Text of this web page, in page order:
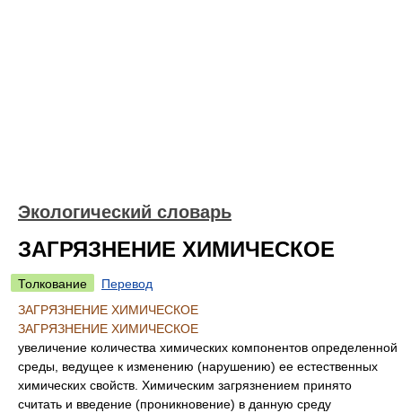
Экологический словарь
ЗАГРЯЗНЕНИЕ ХИМИЧЕСКОЕ
Толкование
Перевод
ЗАГРЯЗНЕНИЕ ХИМИЧЕСКОЕ
ЗАГРЯЗНЕНИЕ ХИМИЧЕСКОЕ
увеличение количества химических компонентов определенной
среды, ведущее к изменению (нарушению) ее естественных
химических свойств. Химическим загрязнением принято
считать и введение (проникновение) в данную среду